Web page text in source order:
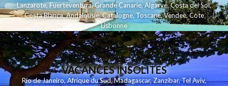
Lanzarote,Fuerteventura,Grande Canarie,Algarve,Costa del Sol,
Costa Blanca,Andalousie,Catalogne,Toscane,Vendee,Cote
Lisbonne
VACANCES INSOLITES
Rio de Janeiro,Afrique du Sud,Madagascar,Zanzibar,Tel Aviv,